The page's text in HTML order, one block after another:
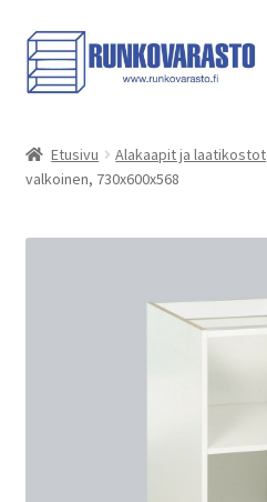
Siirry
navigointiin
Siirry
sisältöön
Kauppa
Ostoskori
Etusivu Alakaapit ja laatikostot
valkoinen, 730x600x568